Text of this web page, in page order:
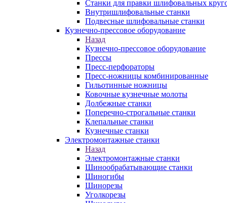
Станки для правки шлифовальных
Внутришлифовальные станки
Подвесные шлифовальные станки
Кузнечно-прессовое оборудование
Назад
Кузнечно-прессовое оборудование
Прессы
Пресс-перфораторы
Пресс-ножницы комбинированные
Гильотинные ножницы
Ковочные кузнечные молоты
Долбежные станки
Поперечно-строгальные станки
Клепальные станки
Кузнечные станки
Электромонтажные станки
Назад
Электромонтажные станки
Шинообрабатывающие станки
Шиногибы
Шинорезы
Уголкорезы